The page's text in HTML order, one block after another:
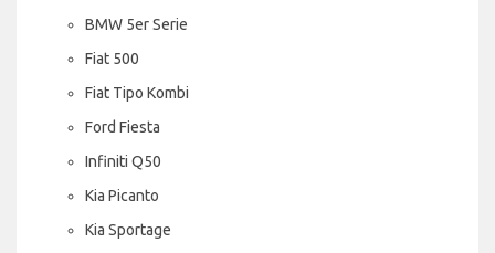
BMW 5er Serie
Fiat 500
Fiat Tipo Kombi
Ford Fiesta
Infiniti Q50
Kia Picanto
Kia Sportage